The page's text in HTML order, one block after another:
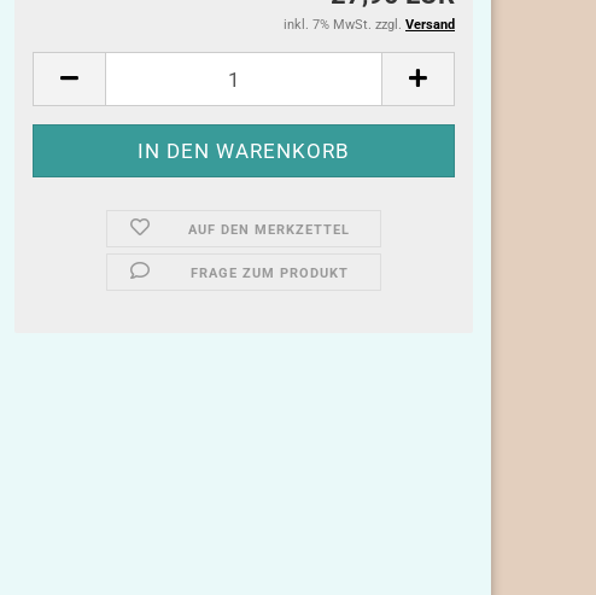
inkl. 7% MwSt. zzgl. Versand
AUF DEN MERKZETTEL
FRAGE ZUM PRODUKT